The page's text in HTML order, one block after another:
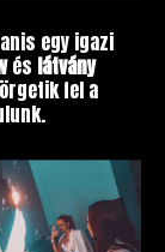
egy igazi
és látvány
fel a